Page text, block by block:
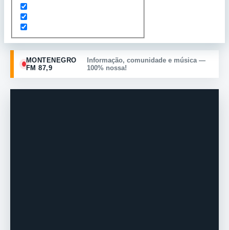
MONTENEGRO
FM 87,9
Informação, comunidade e música —
100% nossa!